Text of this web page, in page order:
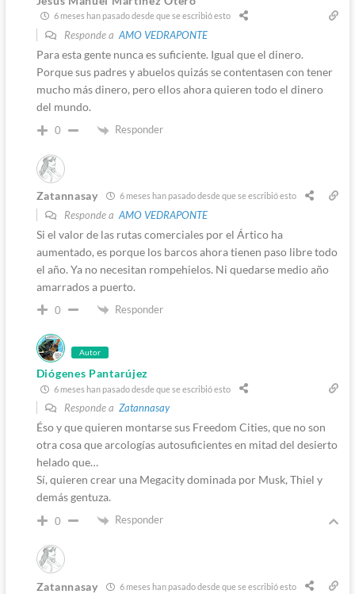
6 meses han pasado desde que se escribió esto
Responde a AMO VEDRAPONTE
Para esta gente nunca es suficiente. Igual que el dinero.
Porque sus padres y abuelos quizás se contentasen con tener
mucho más dinero, pero ellos ahora quieren todo el dinero
del mundo.
0 Responder
Zatannasay 6 meses han pasado desde que se escribió esto
Responde a AMO VEDRAPONTE
Si el valor de las rutas comerciales por el Ártico ha
aumentado, es porque los barcos ahora tienen paso libre todo
el año. Ya no necesitan rompehielos. Ni quedarse medio año
amarrados a puerto.
0 Responder
Autor
Diógenes Pantarújez
6 meses han pasado desde que se escribió esto
Responde a Zatannasay
Éso y que quieren montarse sus Freedom Cities, que no son
otra cosa que arcologías autosuficientes en mitad del desierto
helado que…
Sí, quieren crear una Megacity dominada por Musk, Thiel y
demás gentuza.
0 Responder
Zatannasay 6 meses han pasado desde que se escribió esto